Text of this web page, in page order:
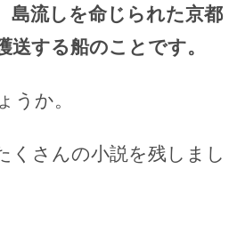
島流しを命じられた京都
送する船のことです。
うか。
くさんの小説を残しまし